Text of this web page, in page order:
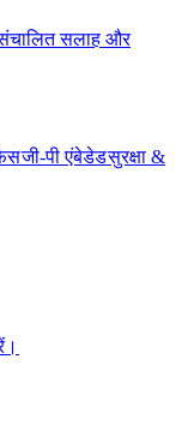
संचालित सलाह और
जी-पी एंबेडेड​​सुरक्षा &